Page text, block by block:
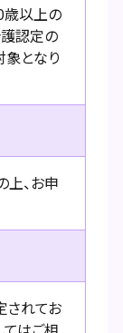
歳以上の
認定の
となり
、お申
されてお